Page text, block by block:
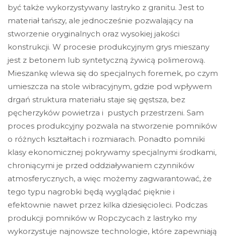
być także wykorzystywany lastryko z granitu. Jest to
materiał tańszy, ale jednocześnie pozwalający na
stworzenie oryginalnych oraz wysokiej jakości
konstrukcji. W procesie produkcyjnym grys mieszany
jest z betonem lub syntetyczną żywicą polimerową.
Mieszankę wlewa się do specjalnych foremek, po czym
umieszcza na stole wibracyjnym, gdzie pod wpływem
drgań struktura materiału staje się gęstsza, bez
pęcherzyków powietrza i pustych przestrzeni. Sam
proces produkcyjny pozwala na stworzenie pomników
o różnych kształtach i rozmiarach. Ponadto pomniki
klasy ekonomicznej pokrywamy specjalnymi środkami,
chroniącymi je przed oddziaływaniem czynników
atmosferycznych, a więc możemy zagwarantować, że
tego typu nagrobki będą wyglądać pięknie i
efektownie nawet przez kilka dziesięcioleci. Podczas
produkcji pomników w Ropczycach z lastryko my
wykorzystuje najnowsze technologie, które zapewniają